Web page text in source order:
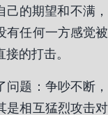
的期望和不满，
有任何一方感觉被
的打击。
题：争吵不断，
是相互猛烈攻击对